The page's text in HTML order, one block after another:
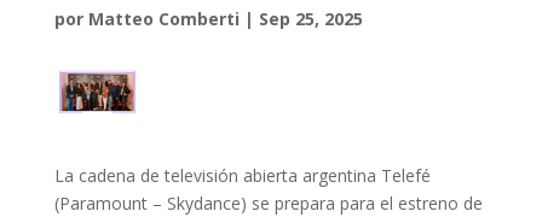
por Matteo Comberti | Sep 25, 2025
La cadena de televisión abierta argentina Telefé
(Paramount – Skydance) se prepara para el estreno de